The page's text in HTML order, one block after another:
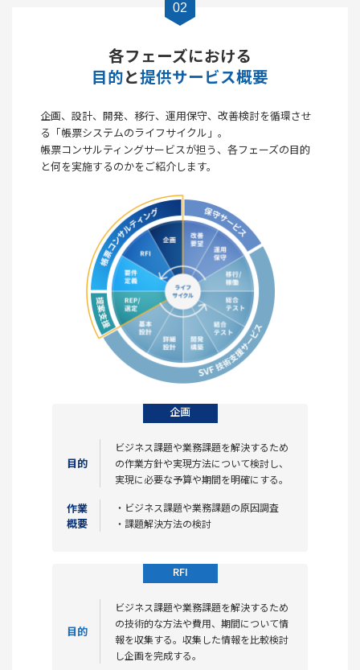
02
各フェーズにおける
目的と提供サービス概要
企画、設計、開発、移行、運用保守、改善検討を循環させ
る「帳票システムのライフサイクル」。
帳票コンサルティングサービスが担う、各フェーズの目的
と何を実施するのかをご紹介します。
企画
目的
ビジネス課題や業務課題を解決するため
の作業方針や実現方法について検討し、
実現に必要な予算や期間を明確にする。
作業
概要
・ビジネス課題や業務課題の原因調査
・課題解決方法の検討
RFI
目的
ビジネス課題や業務課題を解決するため
の技術的な方法や費用、期間について情
報を収集する。収集した情報を比較検討
し企画を完成する。